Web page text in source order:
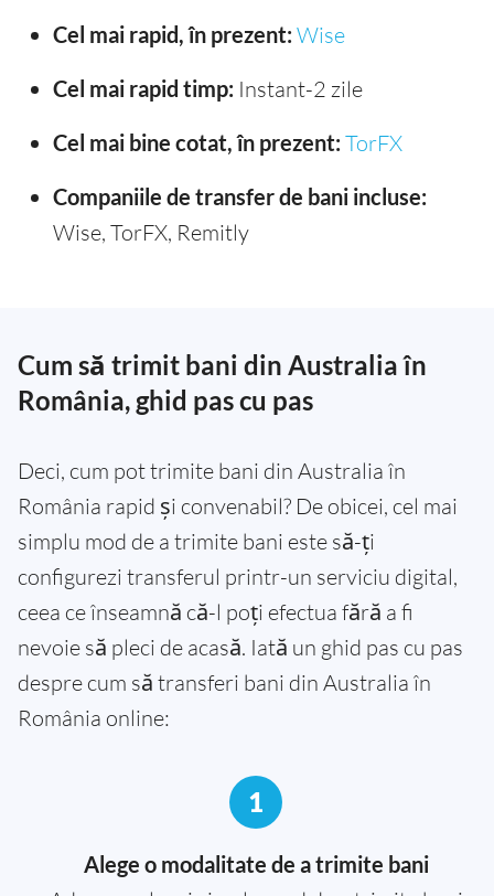
Cel mai rapid, în prezent: Wise
Cel mai rapid timp: Instant-2 zile
Cel mai bine cotat, în prezent: TorFX
Companiile de transfer de bani incluse:
Wise, TorFX, Remitly
Cum să trimit bani din Australia în
România, ghid pas cu pas
Deci, cum pot trimite bani din Australia în
România rapid și convenabil? De obicei, cel mai
simplu mod de a trimite bani este să-ți
configurezi transferul printr-un serviciu digital,
ceea ce înseamnă că-l poți efectua fără a fi
nevoie să pleci de acasă. Iată un ghid pas cu pas
despre cum să transferi bani din Australia în
România online:
1
Alege o modalitate de a trimite bani